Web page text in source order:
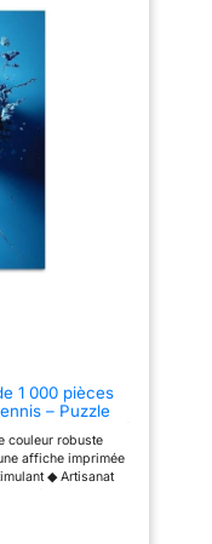
1 000 pièces
– Puzzle
x 50,8 cm
couleur robuste
affiche imprimée
◆ Artisanat
est fabriquée à